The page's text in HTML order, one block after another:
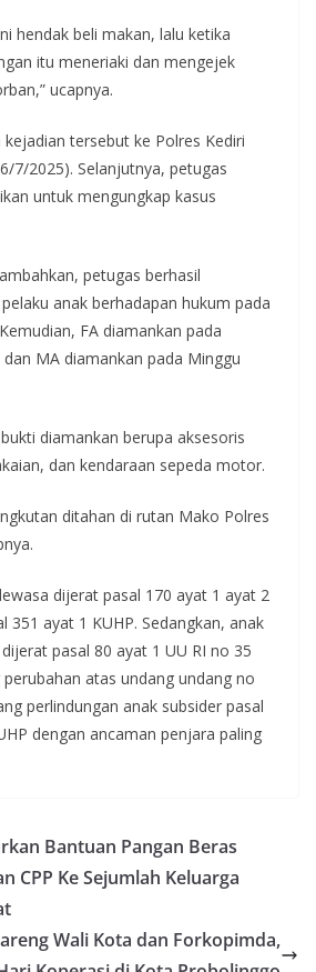
hendak beli makan, lalu ketika
itu meneriaki dan mengejek
ucapnya.
tersebut ke Polres Kediri
7/2025). Selanjutnya, petugas
untuk mengungkap kasus
petugas berhasil
anak berhadapan hukum pada
FA diamankan pada
MA diamankan pada Minggu
diamankan berupa aksesoris
dan kendaraan sepeda motor.
ditahan di rutan Mako Polres
dijerat pasal 170 ayat 1 ayat 2
351 ayat 1 KUHP. Sedangkan, anak
pasal 80 ayat 1 UU RI no 35
atas undang undang no
perlindungan anak subsider pasal
dengan ancaman penjara paling
Bantuan Pangan Beras
CPP Ke Sejumlah Keluarga
Wali Kota dan Forkopimda,